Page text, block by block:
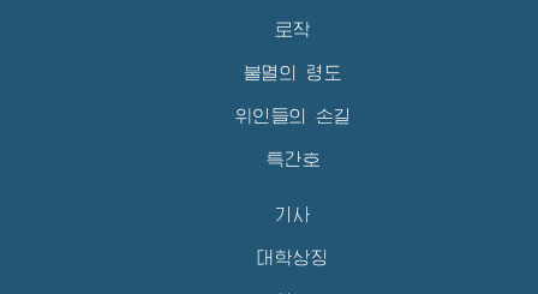
로작
불멸의 령도
위인들의 손길
특간호
기사
대학상징